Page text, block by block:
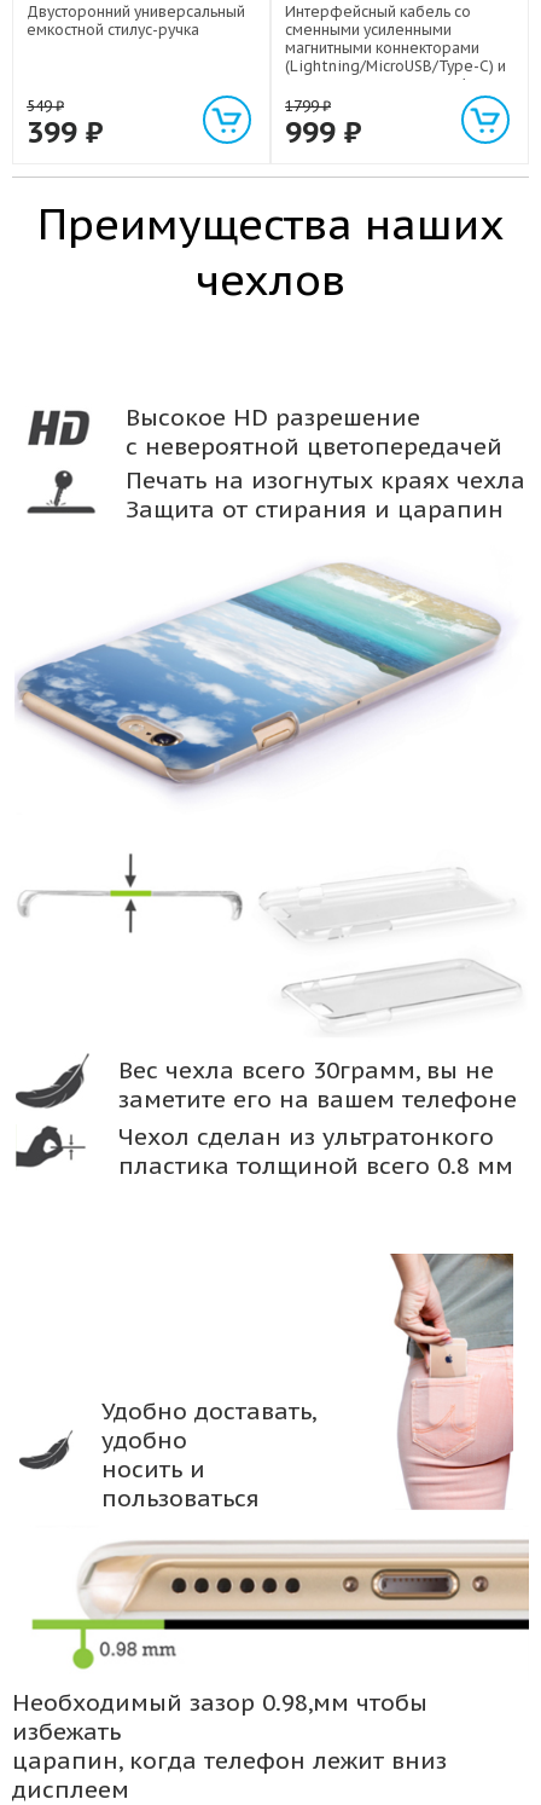
Двусторонний универсальный
емкостной стилус-ручка
549₽
399 ₽
Интерфейсный кабель со
сменными усиленными
магнитными коннекторами
(Lightning/MicroUSB/Type-C) и
световым индикатором 1м
1799₽
999 ₽
Преимущества наших
чехлов
Высокое HD разрешение
с невероятной цветопередачей
Печать на изогнутых краях чехла
Защита от стирания и царапин
Вес чехла всего 30грамм, вы не
заметите его на вашем телефоне
Чехол сделан из ультратонкого
пластика толщиной всего 0.8 мм
Удобно доставать,
удобно
носить и
пользоваться
Необходимый зазор 0.98,мм чтобы
избежать
царапин, когда телефон лежит вниз
дисплеем